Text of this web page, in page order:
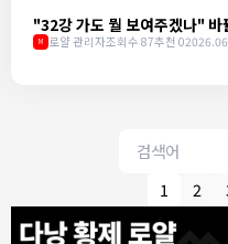
"32강 가도 뭘 보여주겠나" 바
치더니
M 로얄 관리자조회수 87추천 0
1 2